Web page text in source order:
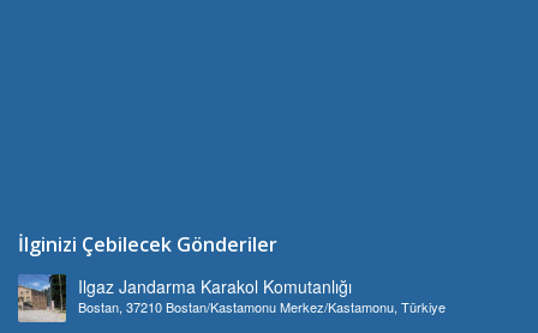
İlginizi Çebilecek Gönderiler
Ilgaz Jandarma Karakol Komutanlığı
Bostan, 37210 Bostan/Kastamonu Merkez/Kastamonu, Türkiye